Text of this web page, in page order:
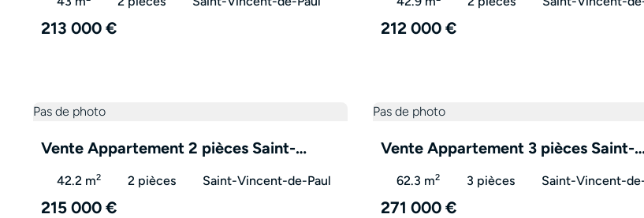
213 000 € 212 000 €
Pas de photo
Vente Appartement 2 pièces Saint-
Vincent-de-Paul 40990 – VA3246
42.2 m2 2 pièces Saint-Vincent-de-Paul
215 000 €
Pas de photo
Vente Appartement 3 pièces Saint-
Vincent-de-Paul 40990 – VA3238
62.3 m2 3 pièces Saint-Vincent-
271 000 €